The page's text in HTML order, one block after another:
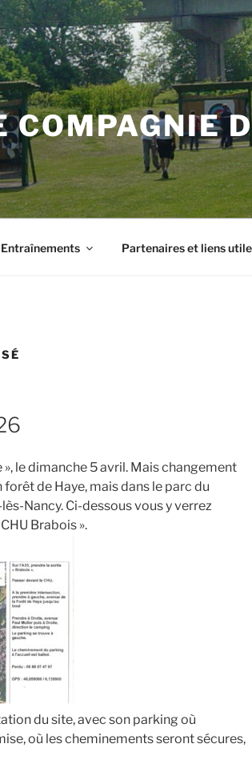
COMPAGNIE
Entraînements Partenaires et liens
le dimanche 5 avril. Mais changement
de Haye, mais dans le parc du
Nancy. Ci-dessous vous y verrez
Brabois ».
du site, avec son parking où
où les cheminements seront sécures,